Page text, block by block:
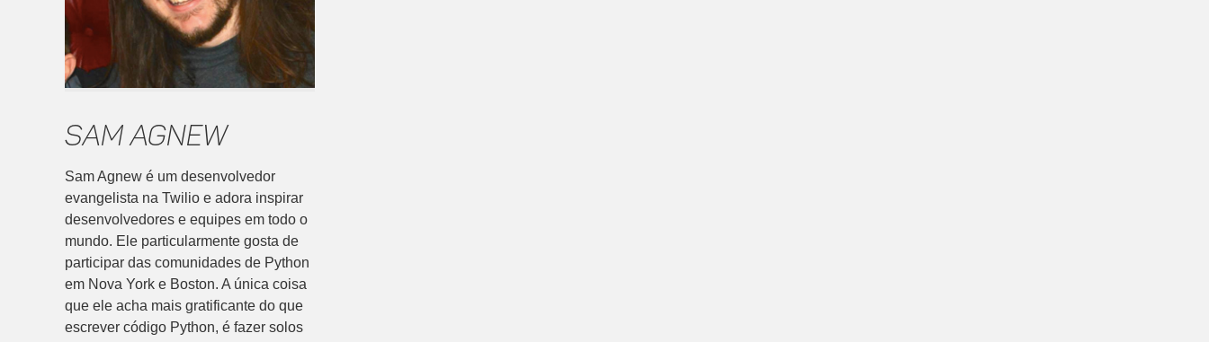
Sam Agnew
Sam Agnew é um desenvolvedor
evangelista na Twilio e adora inspirar
desenvolvedores e equipes em todo o
mundo. Ele particularmente gosta de
participar das comunidades de Python
em Nova York e Boston. A única coisa
que ele acha mais gratificante do que
escrever código Python, é fazer solos